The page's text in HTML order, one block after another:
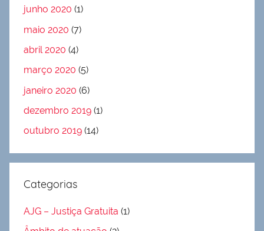
junho 2020 (1)
maio 2020 (7)
abril 2020 (4)
março 2020 (5)
janeiro 2020 (6)
dezembro 2019 (1)
outubro 2019 (14)
Categorias
AJG – Justiça Gratuita (1)